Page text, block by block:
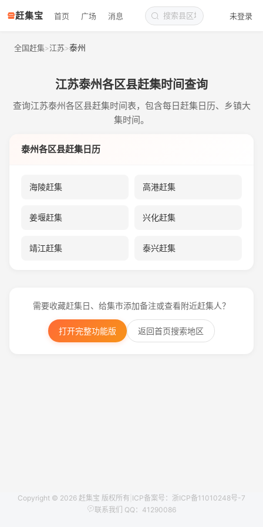
赶集宝 首页 广场 消息 未登录
全国赶集>江苏>泰州
江苏泰州各区县赶集时间查询
查询江苏泰州各区县赶集时间表，包含每日赶集日历、乡镇大
集时间。
泰州各区县赶集日历
海陵赶集 高港赶集
姜堰赶集 兴化赶集
靖江赶集 泰兴赶集
需要收藏赶集日、给集市添加备注或查看附近赶集人？
打开完整功能版 返回首页搜索地区
Copyright © 2026 赶集宝 版权所有 ICP备案号：浙ICP备11010248号-7
联系我们 QQ：41290086